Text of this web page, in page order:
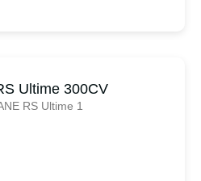
Ultime 300CV